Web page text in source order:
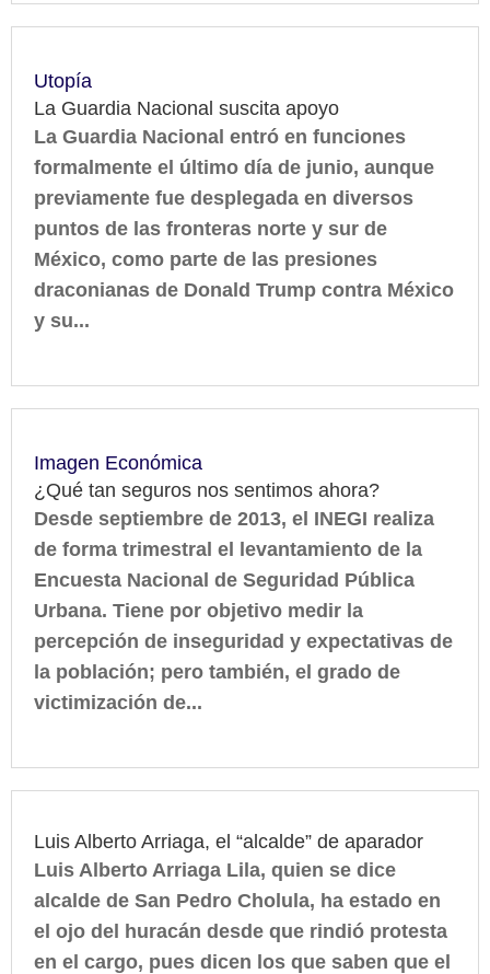
Utopía
La Guardia Nacional suscita apoyo
La Guardia Nacional entró en funciones
formalmente el último día de junio, aunque
previamente fue desplegada en diversos
puntos de las fronteras norte y sur de
México, como parte de las presiones
draconianas de Donald Trump contra México
y su...
Imagen Económica
¿Qué tan seguros nos sentimos ahora?
Desde septiembre de 2013, el INEGI realiza
de forma trimestral el levantamiento de la
Encuesta Nacional de Seguridad Pública
Urbana. Tiene por objetivo medir la
percepción de inseguridad y expectativas de
la población; pero también, el grado de
victimización de...
Luis Alberto Arriaga, el “alcalde” de aparador
Luis Alberto Arriaga Lila, quien se dice
alcalde de San Pedro Cholula, ha estado en
el ojo del huracán desde que rindió protesta
en el cargo, pues dicen los que saben que el